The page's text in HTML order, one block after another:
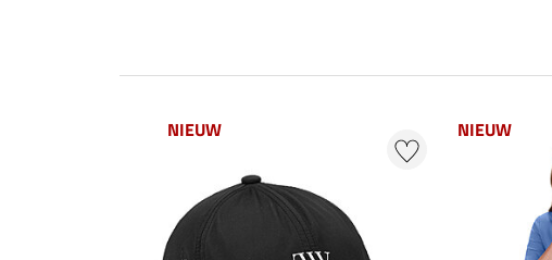
NIEUW NIEUW